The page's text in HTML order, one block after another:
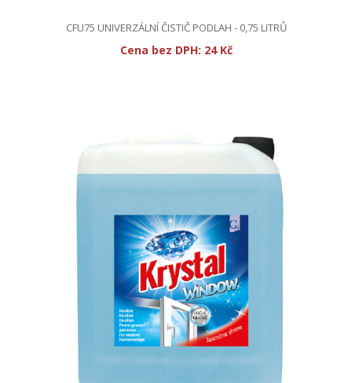
CFU75 UNIVERZÁLNÍ ČISTIČ PODLAH - 0,75 LITRŮ
Cena bez DPH: 24 Kč